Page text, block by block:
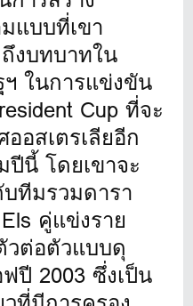
แบบที่เขา
งบทบาทใน
ในการแข่งขัน
Cup ที่จะ
อสเตรเลียอีก
นี้ โดยเขาจะ
ทีมรวมดารา
คู่แข่งราย
ต่อตัวแบบดุ
ปี 2003 ซึ่งเป็น